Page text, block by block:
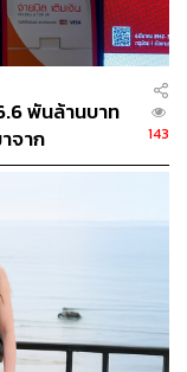
ดของปี และกำไร
บริษัทอื่นๆ ในกลุ่มที่
หนุนให้บริษัทมี
45% สูงที่สุดใน
แข็งแกร่งใน
ารขายเงินลงทุน
วิด-19 ใน
อาจจะส่งผล
ต่ผลกระทบไม่น่า
วน์ทั่วประเทศใน
พันล้านบาท
จาก
ยายรายได้
143